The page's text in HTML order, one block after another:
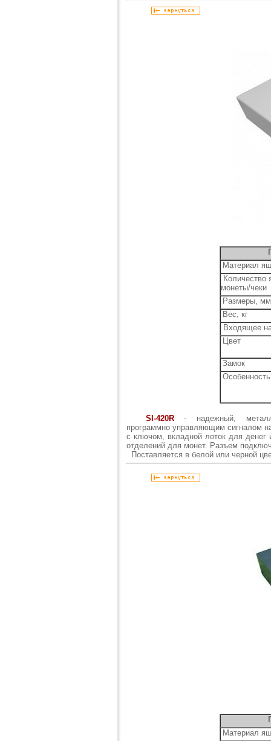
Материал
Количество
монеты/чеки
Размеры, мм
Вес, кг
Входящее
Цвет
Замок
Особенность
SI-420R- надежный,
программно управляющим сигналом
с ключом, вкладной лоток для денег
отделений для монет. Разъем
Поставляется в белой или черной
Материал